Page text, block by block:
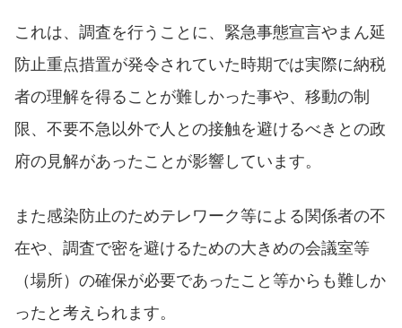
これは、調査を行うことに、緊急事態宣言やまん延
防止重点措置が発令されていた時期では実際に納税
者の理解を得ることが難しかった事や、移動の制
限、不要不急以外で人との接触を避けるべきとの政
府の見解があったことが影響しています。
また感染防止のためテレワーク等による関係者の不
在や、調査で密を避けるための大きめの会議室等
（場所）の確保が必要であったこと等からも難しか
ったと考えられます。